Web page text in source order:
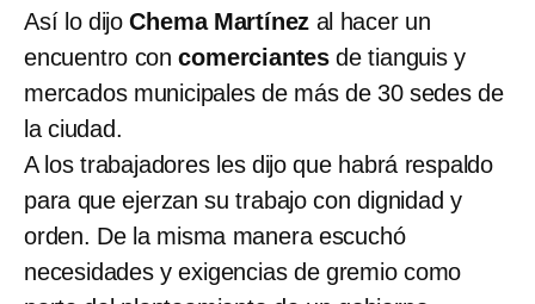
Así lo dijoChema Martínez al hacer un
encuentro concomerciantes de tianguis y
mercados municipales de más de 30 sedes de
la ciudad.
A los trabajadores les dijo que habrá respaldo
para que ejerzan su trabajo con dignidad y
orden. De la misma manera escuchó
necesidades y exigencias de gremio como